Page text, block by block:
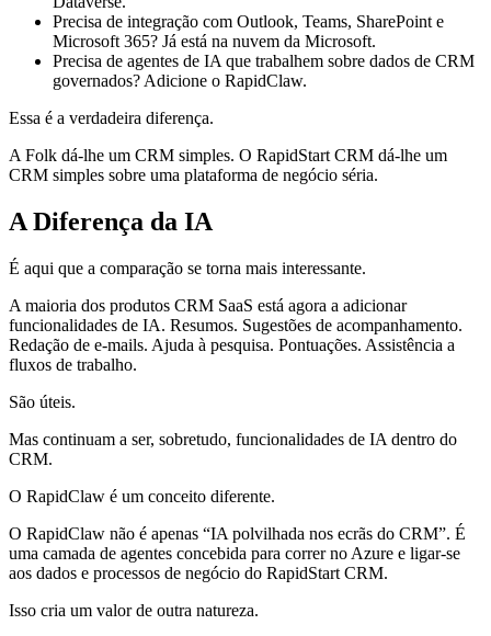
Precisa de integração com Outlook, Teams, SharePoint e
Microsoft 365? Já está na nuvem da Microsoft.
Precisa de agentes de IA que trabalhem sobre dados de CRM
governados? Adicione o RapidClaw.
Essa é a verdadeira diferença.
A Folk dá-lhe um CRM simples. O RapidStart CRM dá-lhe um
CRM simples sobre uma plataforma de negócio séria.
A Diferença da IA
É aqui que a comparação se torna mais interessante.
A maioria dos produtos CRM SaaS está agora a adicionar
funcionalidades de IA. Resumos. Sugestões de acompanhamento.
Redação de e-mails. Ajuda à pesquisa. Pontuações. Assistência a
fluxos de trabalho.
São úteis.
Mas continuam a ser, sobretudo, funcionalidades de IA dentro do
CRM.
O RapidClaw é um conceito diferente.
O RapidClaw não é apenas “IA polvilhada nos ecrãs do CRM”. É
uma camada de agentes concebida para correr no Azure e ligar-se
aos dados e processos de negócio do RapidStart CRM.
Isso cria um valor de outra natureza.